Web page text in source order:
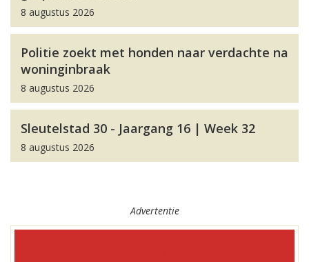
8 augustus 2026
Politie zoekt met honden naar verdachte na
woninginbraak
8 augustus 2026
Sleutelstad 30 - Jaargang 16 | Week 32
8 augustus 2026
Advertentie